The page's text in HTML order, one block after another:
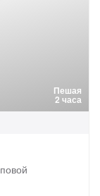
Пешая
2 часа